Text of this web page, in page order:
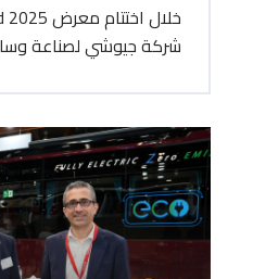
شركة جيوشي لصناعة